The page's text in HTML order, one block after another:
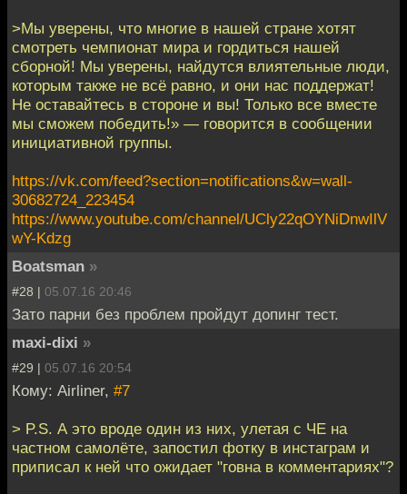
>Мы уверены, что многие в нашей стране хотят
смотреть чемпионат мира и гордиться нашей
сборной! Мы уверены, найдутся влиятельные люди,
которым также не всё равно, и они нас поддержат!
Не оставайтесь в стороне и вы! Только все вместе
мы сможем победить!» — говорится в сообщении
инициативной группы.
https://vk.com/feed?section=notifications&w=wall-
30682724_223454
https://www.youtube.com/channel/UCly22qOYNiDnwIlV
wY-Kdzg
Boatsman »
#28 | 05.07.16 20:46
Зато парни без проблем пройдут допинг тест.
maxi-dixi »
#29 | 05.07.16 20:54
Кому: Airliner, #7
> P.S. А это вроде один из них, улетая с ЧЕ на
частном самолёте, запостил фотку в инстаграм и
приписал к ней что ожидает "говна в комментариях"?